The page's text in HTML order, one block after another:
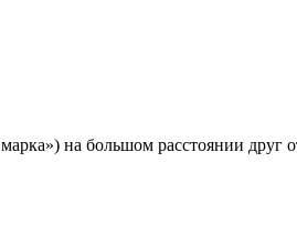
на большом расстоянии друг